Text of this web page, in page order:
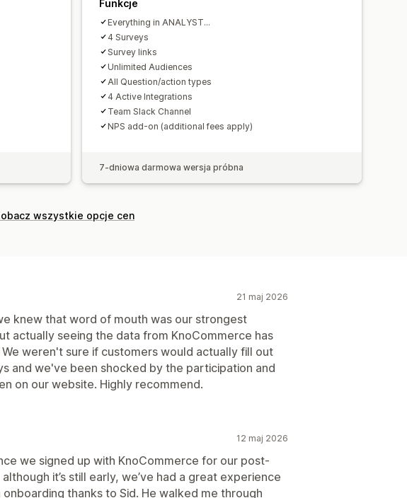
Funkcje
Everything in ANALYST...
4 Surveys
Survey links
Unlimited Audiences
All Question/action types
4 Active Integrations
Team Slack Channel
NPS add-on (additional fees apply)
7-dniowa darmowa wersja próbna
wszystkie opcje cen
21 maj 2026
knew that word of mouth was our strongest
actually seeing the data from KnoCommerce has
weren't sure if customers would actually fill out
and we've been shocked by the participation and
on our website. Highly recommend.
12 maj 2026
we signed up with KnoCommerce for our post-
it’s still early, we’ve had a great experience
thanks to Sid. He walked me through